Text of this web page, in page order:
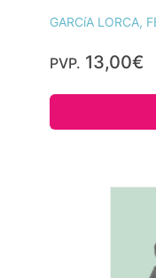
GARCíA LORCA,
PVP. 13,00€